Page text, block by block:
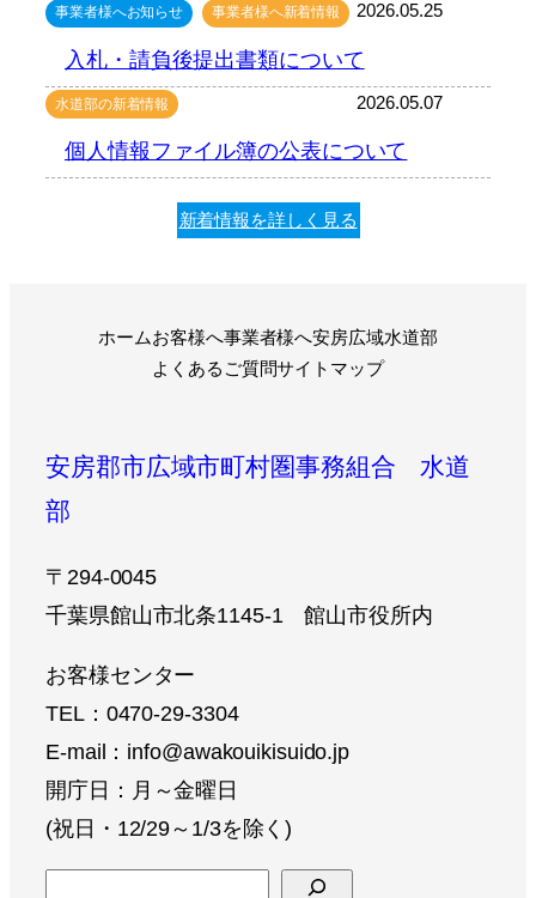
事業者様へお知らせ 事業者様へ新着情報 2026.05.25
入札・請負後提出書類について
水道部の新着情報 2026.05.07
個人情報ファイル簿の公表について
新着情報を詳しく見る
ホームお客様へ事業者様へ安房広域水道部
よくあるご質問サイトマップ
安房郡市広域市町村圏事務組合 水道
部
〒294-0045
千葉県館山市北条1145-1 館山市役所内
お客様センター
TEL：0470-29-3304
E-mail：info@awakouikisuido.jp
開庁日：月～金曜日
(祝日・12/29～1/3を除く)